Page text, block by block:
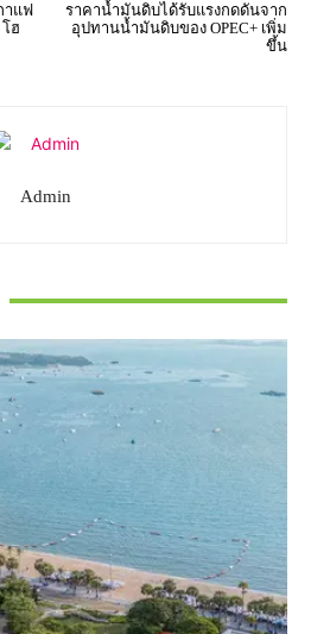
าแฟ
ฮ
ราคาน้ำมันดิบได้รับแรงกดดันจาก
อุปทานน้ำมันดิบของ OPEC+ เพิ่ม
ขึ้น
Admin